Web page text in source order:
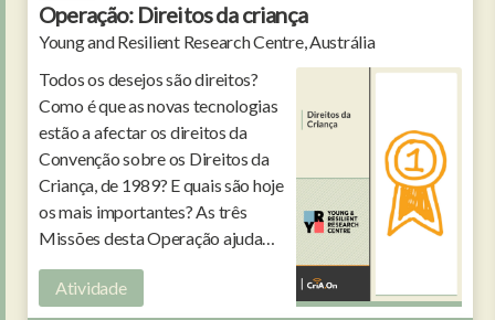
Operação: Direitos da criança
Young and Resilient Research Centre, Austrália
Todos os desejos são direitos?
Como é que as novas tecnologias
estão a afectar os direitos da
Convenção sobre os Direitos da
Criança, de 1989? E quais são hoje
os mais importantes? As três
Missões desta Operação ajudam
a refletir sobre direitos das
crianças no ambiente digital.
Atividade